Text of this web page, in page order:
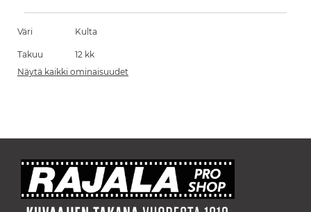
Väri Kulta
Takuu
12 kk
Näytä kaikki ominaisuudet